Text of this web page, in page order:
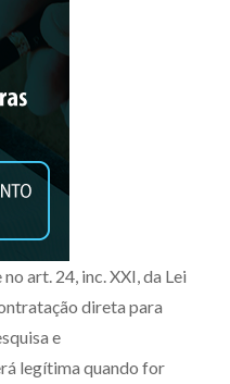
art. 24, inc. XXI, da Lei
direta para
e
legítima quando for